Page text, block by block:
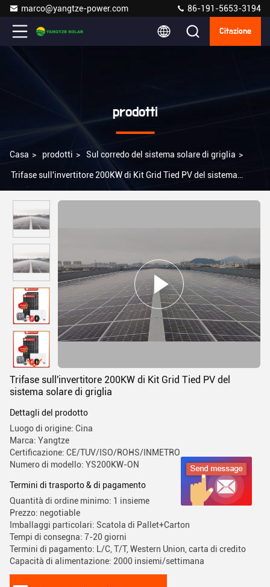
marco@yangtze-power.com 86-191-5653-3194
Citazione
prodotti
Casa > prodotti > Sul corredo del sistema solare di griglia >
Trifase sull'invertitore 200KW di Kit Grid Tied PV del sistema
Trifase sull'invertitore 200KW di Kit Grid Tied PV del
sistema solare di griglia
Dettagli del prodotto
Luogo di origine: Cina
Marca: Yangtze
Certificazione: CE/TUV/ISO/ROHS/INMETRO
Numero di modello: YS200KW-ON
Termini di trasporto & di pagamento
Quantità di ordine minimo: 1 insieme
Prezzo: negotiable
Imballaggi particolari: Scatola di Pallet+Carton
Tempi di consegna: 7-20 giorni
Termini di pagamento: L/C, T/T, Western Union, carta di credito
Capacità di alimentazione: 2000 insiemi/settimana